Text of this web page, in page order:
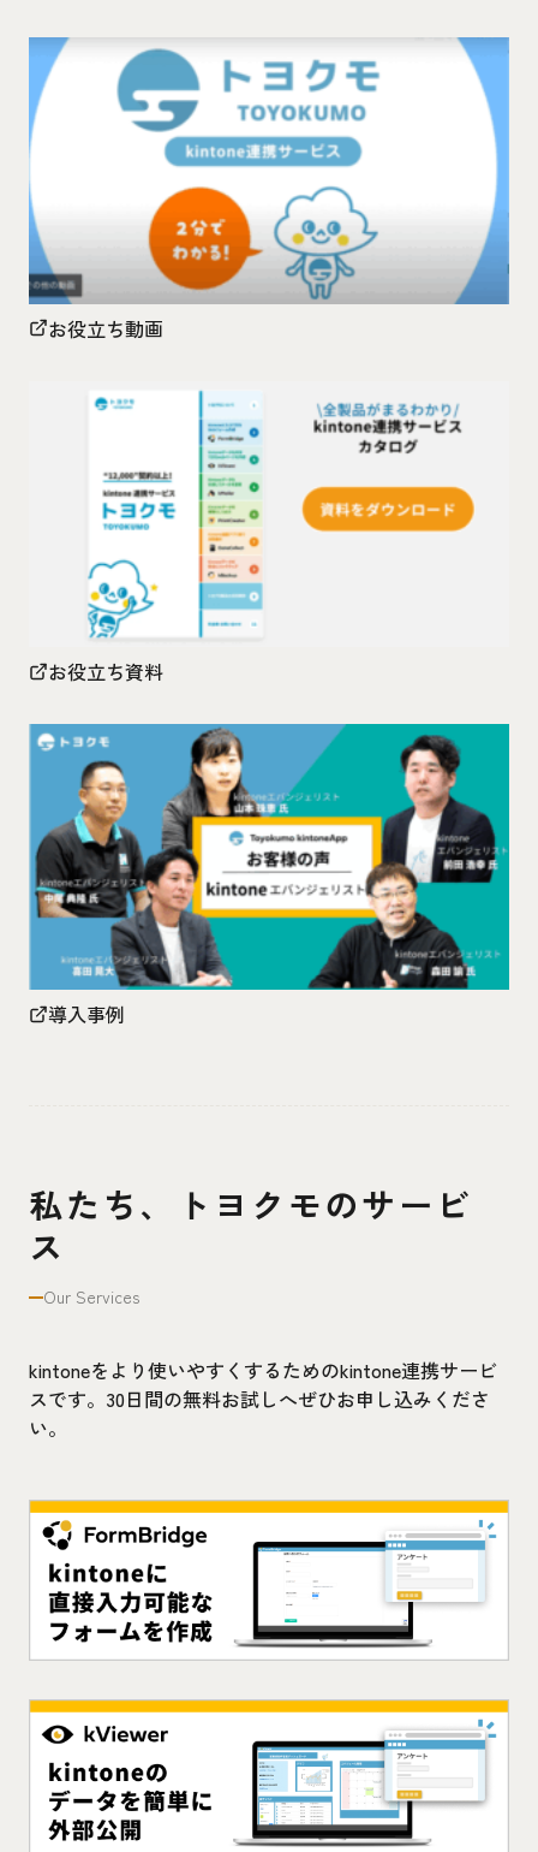
お役立ち動画
お役立ち資料
導入事例
私たち、トヨクモのサービ
ス
Our Services
kintoneをより使いやすくするためのkintone連携サービ
スです。30日間の無料お試しへぜひお申し込みくださ
い。